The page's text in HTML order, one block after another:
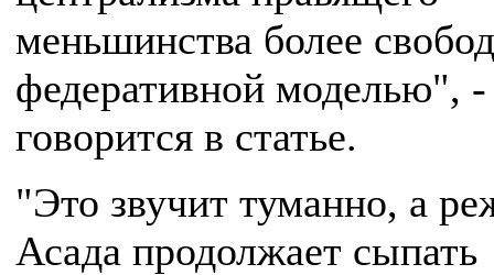
меньшинства более
федеративной моделью", -
говорится в статье.
"Это звучит туманно, а
Асада продолжает сыпать